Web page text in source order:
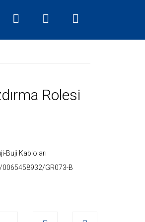
Rolesi
Buji Kabloları
GR073-B